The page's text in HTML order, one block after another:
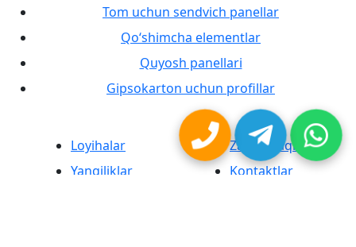
Tom uchun sendvich panellar
Qo‘shimcha elementlar
Quyosh panellari
Gipsokarton uchun profillar
Loyihalar
Yangiliklar
Zavod haqida
Kontaktlar